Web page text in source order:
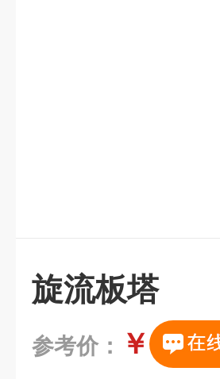
旋流板塔
参考价： ￥